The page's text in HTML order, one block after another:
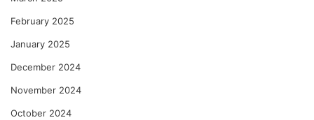
February 2025
January 2025
December 2024
November 2024
October 2024